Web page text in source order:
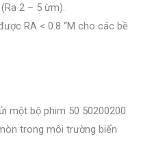
2 – 5 ừm).
RA < 0.8 “M cho các bề
một bộ phim 50 50200200
trong môi trường biển